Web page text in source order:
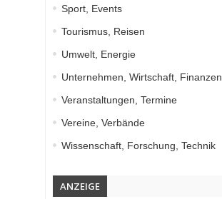
Sport, Events
Tourismus, Reisen
Umwelt, Energie
Unternehmen, Wirtschaft, Finanzen
Veranstaltungen, Termine
Vereine, Verbände
Wissenschaft, Forschung, Technik
ANZEIGE